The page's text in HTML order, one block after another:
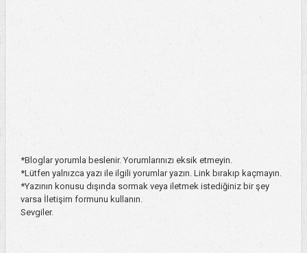
*Bloglar yorumla beslenir. Yorumlarınızı eksik etmeyin.
*Lütfen yalnızca yazı ile ilgili yorumlar yazın. Link bırakıp kaçmayın.
*Yazının konusu dışında sormak veya iletmek istediğiniz bir şey
varsa İletişim formunu kullanın.
Sevgiler.